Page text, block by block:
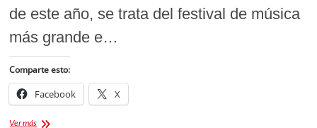
de este año, se trata del festival de música
más grande e…
Comparte esto:
Facebook X
Ver másFECHA